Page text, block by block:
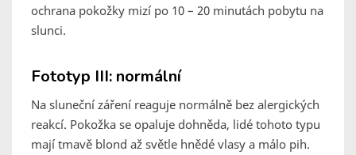
ochrana pokožky mizí po 10 – 20 minutách pobytu na
slunci.
Fototyp III: normální
Na sluneční záření reaguje normálně bez alergických
reakcí. Pokožka se opaluje dohněda, lidé tohoto typu
mají tmavě blond až světle hnědé vlasy a málo pih.